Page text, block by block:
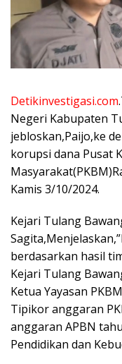
Detikinvestigasi.com
Negeri Kabupaten
jebloskan,Paijo,ke
korupsi dana Pusat
Kamis 3/10/2024.
Kejari Tulang
berdasarkan hasil
Kejari Tulang
Ketua Yayasan
Tipikor anggaran
anggaran APBN
Pendidikan dan